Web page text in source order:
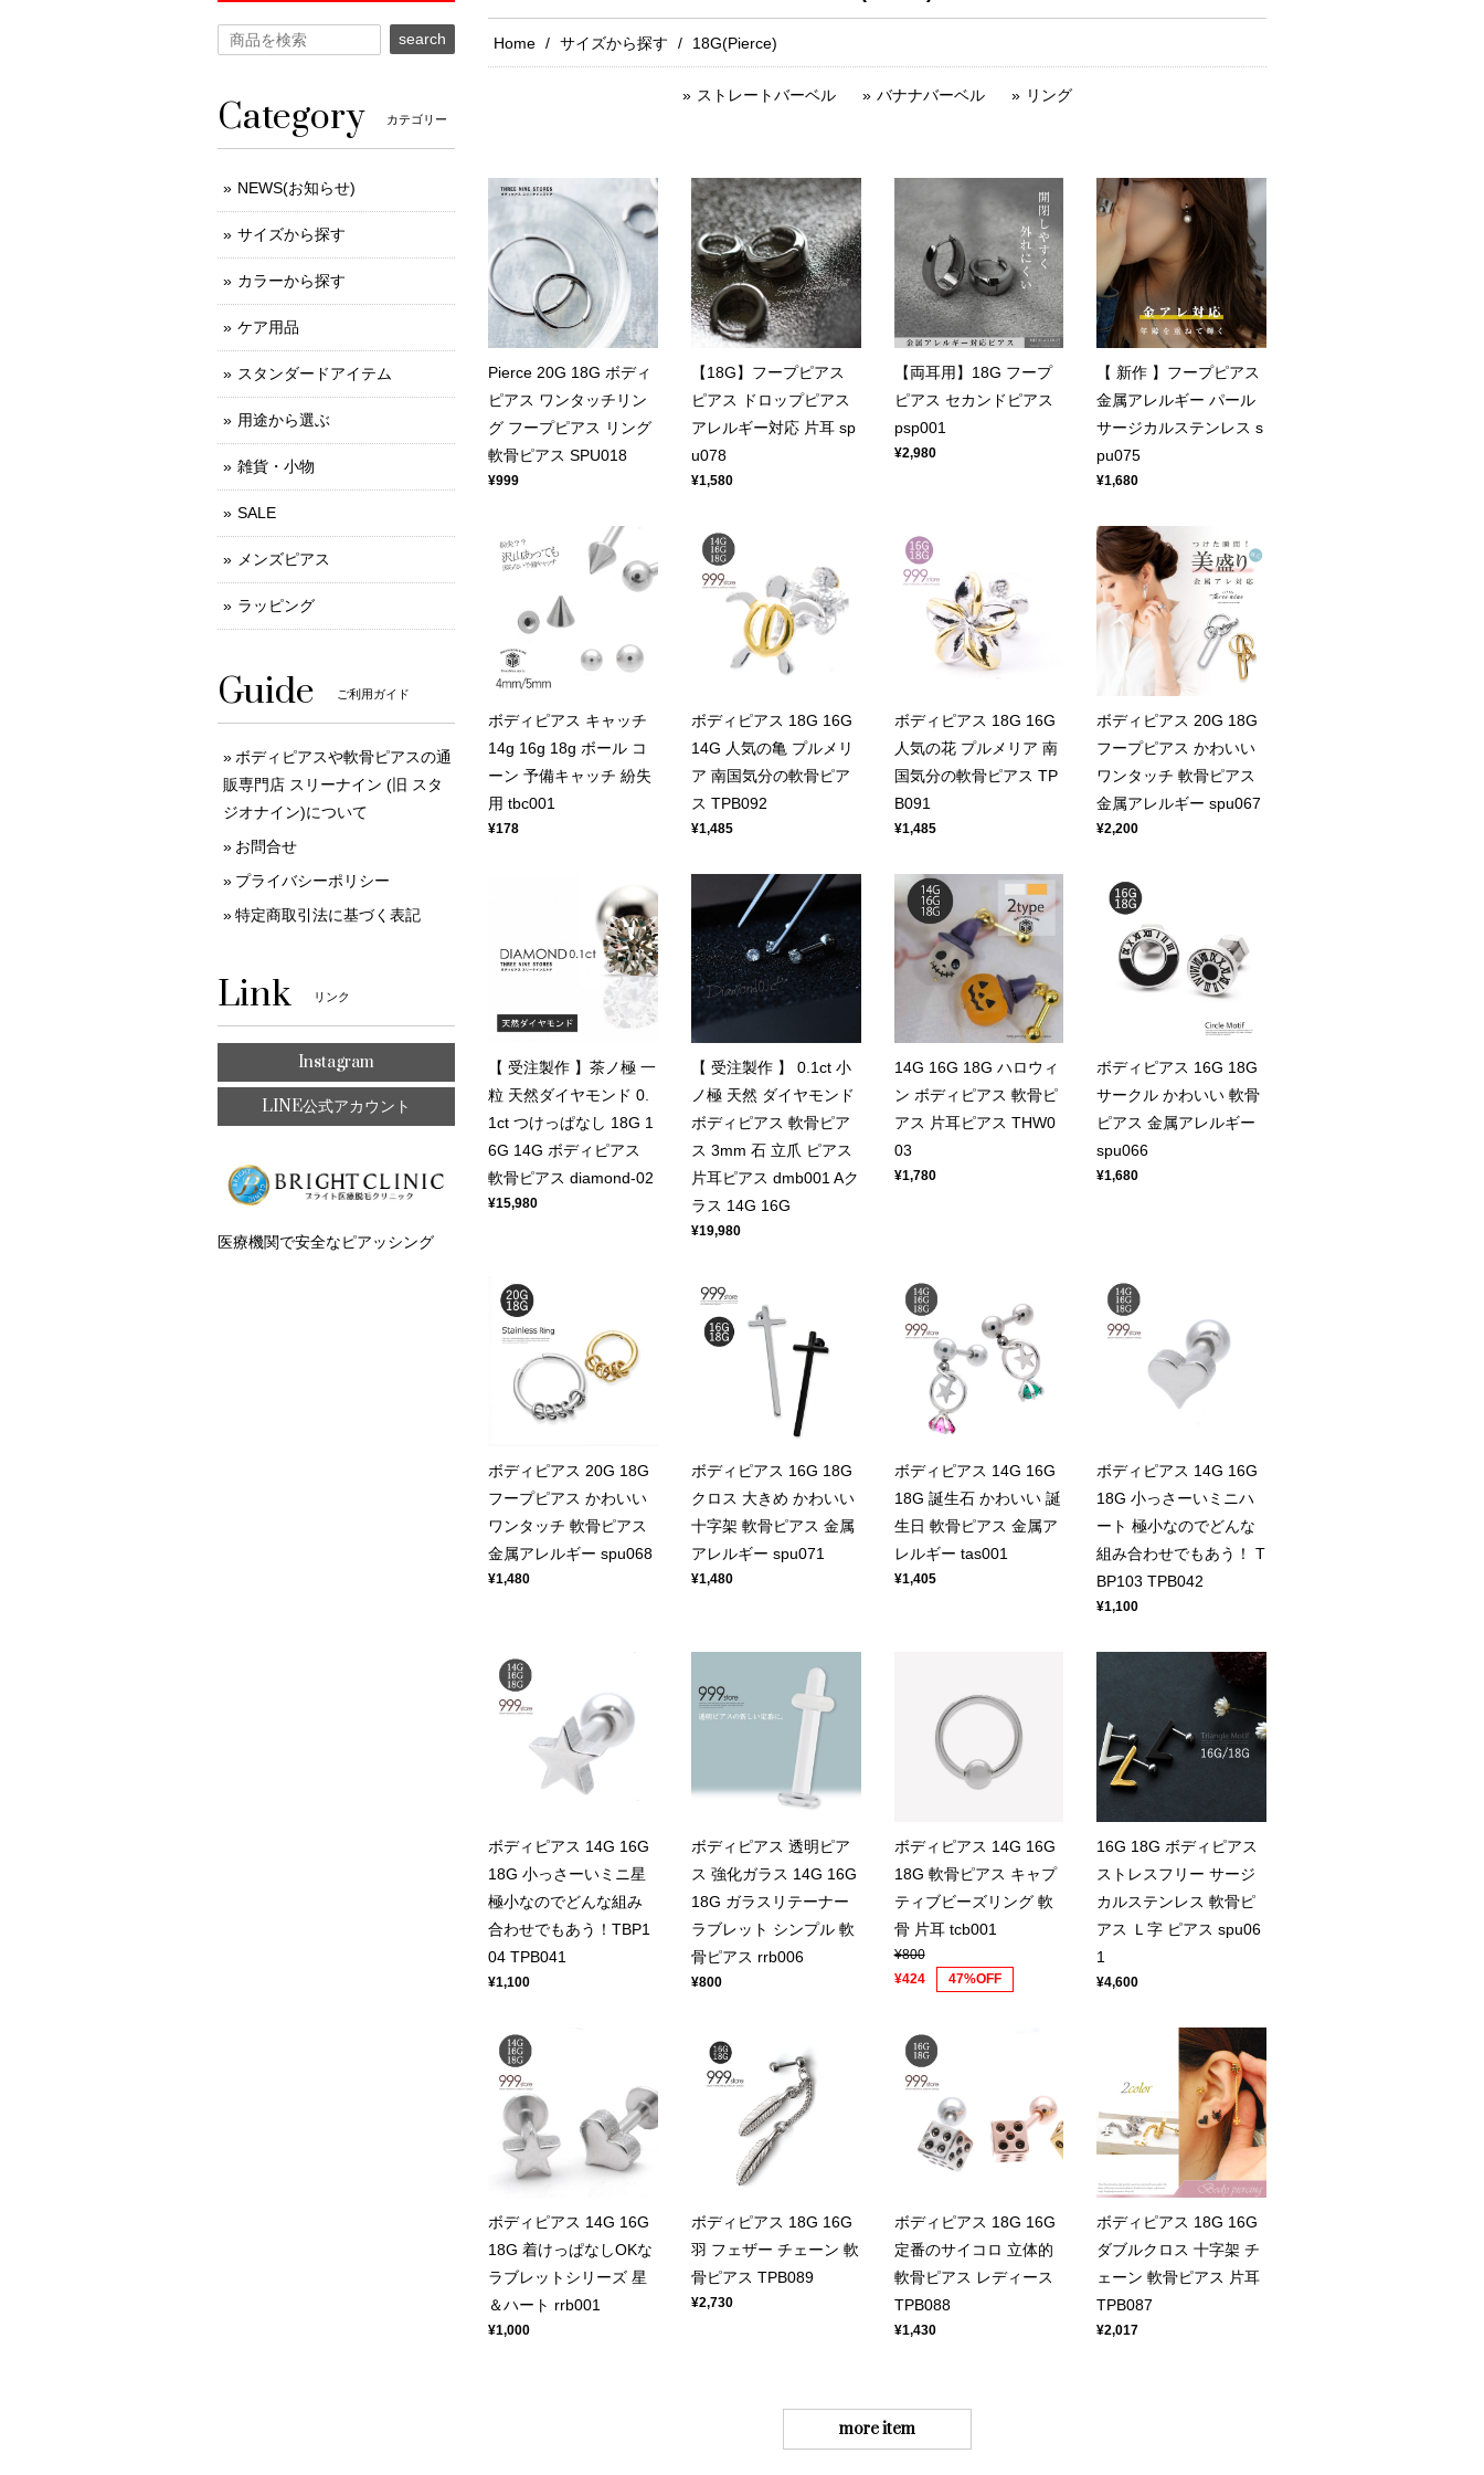
Home サイズから探す 18G(Pierce)
ストレートバーベル バナナバーベル リング
Pierce 20G 18G ボディ
ピアス ワンタッチリン
グ フープピアス リング
軟骨ピアス SPU018
¥999
【18G】フープピアス
ピアス ドロップピアス
アレルギー対応 片耳 sp
u078
¥1,580
【両耳用】18G フープ
ピアス セカンドピアス
psp001
¥2,980
【 新作 】フープピアス
金属アレルギー パール
サージカルステンレス s
pu075
¥1,680
ボディピアス キャッチ
14g 16g 18g ボール コ
ーン 予備キャッチ 紛失
用 tbc001
¥178
ボディピアス 18G 16G
14G 人気の亀 プルメリ
ア 南国気分の軟骨ピア
ス TPB092
¥1,485
ボディピアス 18G 16G
人気の花 プルメリア 南
国気分の軟骨ピアス TP
B091
¥1,485
ボディピアス 20G 18G
フープピアス かわいい
ワンタッチ 軟骨ピアス
金属アレルギー spu067
¥2,200
【 受注製作 】茶ノ極 一
粒 天然ダイヤモンド 0.
1ct つけっぱなし 18G 1
6G 14G ボディピアス
軟骨ピアス diamond-02
¥15,980
【 受注製作 】 0.1ct 小
ノ極 天然 ダイヤモンド
ボディピアス 軟骨ピア
ス 3mm 石 立爪 ピアス
片耳ピアス dmb001 Aク
ラス 14G 16G
¥19,980
14G 16G 18G ハロウィ
ン ボディピアス 軟骨ピ
アス 片耳ピアス THW0
03
¥1,780
ボディピアス 16G 18G
サークル かわいい 軟骨
ピアス 金属アレルギー
spu066
¥1,680
ボディピアス 20G 18G
フープピアス かわいい
ワンタッチ 軟骨ピアス
金属アレルギー spu068
¥1,480
ボディピアス 16G 18G
クロス 大きめ かわいい
十字架 軟骨ピアス 金属
アレルギー spu071
¥1,480
ボディピアス 14G 16G
18G 誕生石 かわいい 誕
生日 軟骨ピアス 金属ア
レルギー tas001
¥1,405
ボディピアス 14G 16G
18G 小っさーいミニハ
ート 極小なのでどんな
組み合わせでもあう！ T
BP103 TPB042
¥1,100
ボディピアス 14G 16G
18G 小っさーいミニ星
極小なのでどんな組み
合わせでもあう！TBP1
04 TPB041
¥1,100
ボディピアス 透明ピア
ス 強化ガラス 14G 16G
18G ガラスリテーナー
ラブレット シンプル 軟
骨ピアス rrb006
¥800
ボディピアス 14G 16G
18G 軟骨ピアス キャプ
ティブビーズリング 軟
骨 片耳 tcb001
¥800
¥424
47%OFF
16G 18G ボディピアス
ストレスフリー サージ
カルステンレス 軟骨ピ
アス Ｌ字 ピアス spu06
1
¥4,600
ボディピアス 14G 16G
18G 着けっぱなしOKな
ラブレットシリーズ 星
＆ハート rrb001
¥1,000
ボディピアス 18G 16G
羽 フェザー チェーン 軟
骨ピアス TPB089
¥2,730
ボディピアス 18G 16G
定番のサイコロ 立体的
軟骨ピアス レディース
TPB088
¥1,430
ボディピアス 18G 16G
ダブルクロス 十字架 チ
ェーン 軟骨ピアス 片耳
TPB087
¥2,017
more item
search
Category カテゴリー
NEWS(お知らせ)
サイズから探す
カラーから探す
ケア用品
スタンダードアイテム
用途から選ぶ
雑貨・小物
SALE
メンズピアス
ラッピング
Guide ご利用ガイド
ボディピアスや軟骨ピアスの通
販専門店 スリーナイン (旧 スタ
ジオナイン)について
お問合せ
プライバシーポリシー
特定商取引法に基づく表記
Link リンク
Instagram
LINE公式アカウント
医療機関で安全なピアッシング